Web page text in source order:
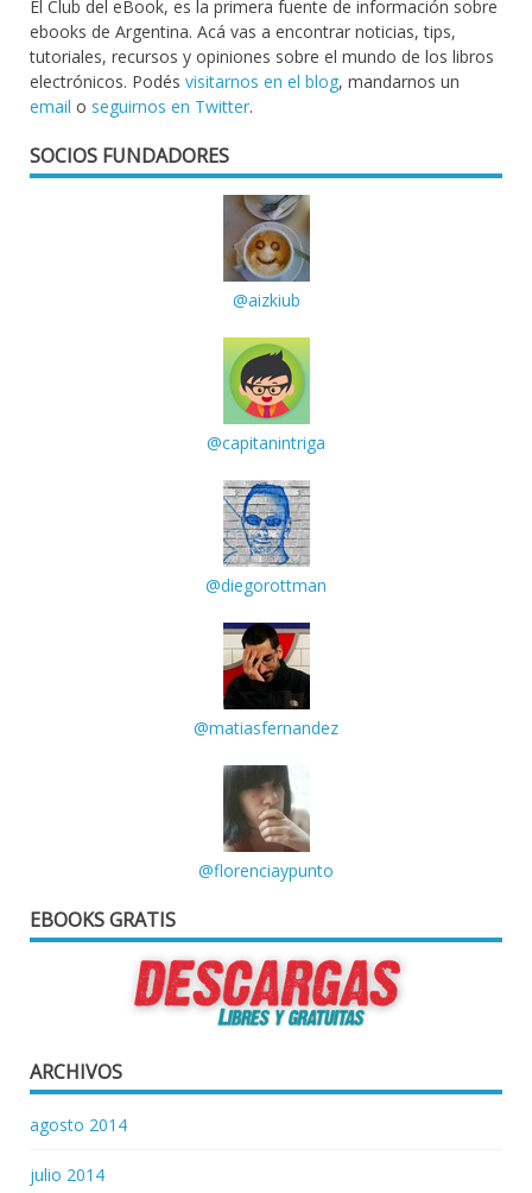
El Club del eBook, es la primera fuente de información sobre
ebooks de Argentina. Acá vas a encontrar noticias, tips,
tutoriales, recursos y opiniones sobre el mundo de los libros
electrónicos. Podés visitarnos en el blog, mandarnos un
email o seguirnos en Twitter.
SOCIOS FUNDADORES
@aizkiub
@capitanintriga
@diegorottman
@matiasfernandez
@florenciaypunto
EBOOKS GRATIS
ARCHIVOS
agosto 2014
julio 2014